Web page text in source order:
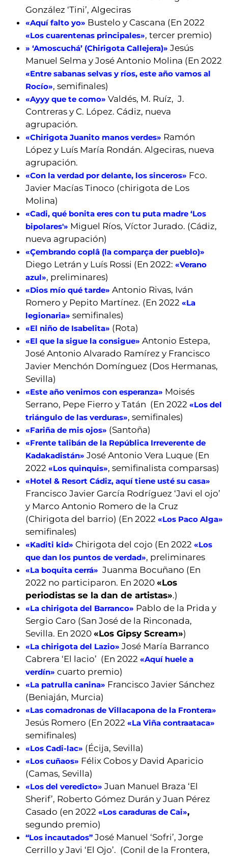
González ‘Tini’, Algeciras
«Aquí falto yo» Bustelo y Cascana (En 2022
«Los cuarentenas principales», tercer premio)
» ‘Amoscuchá’ (Chirigota Callejera)» Jesús
Manuel Selma y José Antonio Molina (En 2022
«Entre sabanas selvas y ríos, este año vamos al
Rocío», semifinales)
«Ayyy que te como» Valdés, M. Ruíz, J.
Contreras y C. López. Cádiz, nueva
agrupación.
«Chirigota Juanito manos verdes» Ramón
López y Luís María Rondán. Algeciras, nueva
agrupación.
«Con la verdad por delante, los sinceros» Fco.
Javier Macías Tinoco (chirigota de Los
Molina)
«Cadi, qué bonita eres con tu puta madre ‘Los
bipolares'» Miguel Ríos, Víctor Jurado. (Cádiz,
nueva agrupación)
«Çembrando coplâ (la comparça der pueblo)»
Diego Letrán y Luís Rossi (En 2022: «Verano
azul», preliminares)
«Dios mío qué tarde» Antonio Rivas, Iván
Romero y Pepito Martínez. (En 2022 «La
legionaria» semifinales)
«El niño de Isabelita» (Rota)
«El que la sigue la consigue» Antonio Estepa,
José Antonio Alvarado Ramírez y Francisco
Javier Menchón Domínguez (Dos Hermanas,
Sevilla)
«Este año venimos con esperanza» Moisés
Serrano, Pepe Fierro y Tatán (En 2022 «Los del
triángulo de las verduras», semifinales)
«Fariña de mis ojos» (Santoña)
«Frente talibán de la República Irreverente de
Kadakadistán» José Antonio Vera Luque (En
2022 «Los quinquis», semifinalista comparsas)
«Hotel & Resort Cádiz, aquí tiene usté su casa»
Francisco Javier García Rodríguez ‘Javi el ojo’
y Marco Antonio Romero de la Cruz
(Chirigota del barrio) (En 2022 «Los Paco Alga»
semifinales)
«Kaditi kid» Chirigota del cojo (En 2022 «Los
que dan los puntos de verdad», preliminares
«La boquita cerrá» Juanma Bocuñano (En
2022 no participaron. En 2020 «Los
periodistas se la dan de artistas».)
«La chirigota del Barranco» Pablo de la Prida y
Sergio Caro (San José de la Rinconada,
Sevilla. En 2020 «Los Gipsy Scream»)
«La chirigota del Lazio» José María Barranco
Cabrera ‘El lacio’ (En 2022 «Aquí huele a
verdín» cuarto premio)
«La patrulla canina» Francisco Javier Sánchez
(Beniaján, Murcia)
«Las comadronas de Villacapona de la Frontera»
Jesús Romero (En 2022 «La Viña contraataca»
semifinales)
«Los Cadi-lac» (Écija, Sevilla)
«Los cuñaos» Félix Cobos y David Aparicio
(Camas, Sevilla)
«Los del veredicto» Juan Manuel Braza ‘El
Sherif’, Roberto Gómez Durán y Juan Pérez
Casado (en 2022 «Los caraduras de Cai»,
segundo premio)
“Los incautados” José Manuel ‘Sofri’, Jorge
Cerrillo y Javi ‘El Ojo’. (Conil de la Frontera,